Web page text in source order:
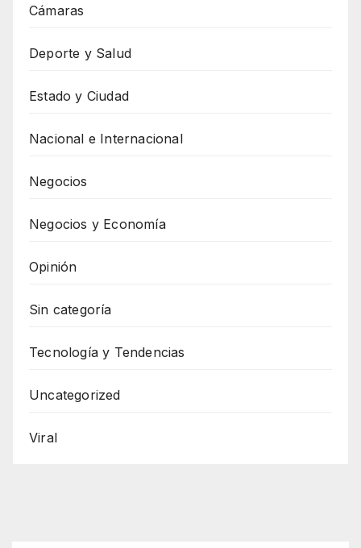
Cámaras
Deporte y Salud
Estado y Ciudad
Nacional e Internacional
Negocios
Negocios y Economía
Opinión
Sin categoría
Tecnología y Tendencias
Uncategorized
Viral